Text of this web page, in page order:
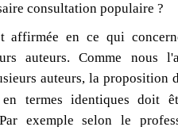
consultation populaire ?
affirmée en ce qui
auteurs. Comme nous
auteurs, la proposition
termes identiques doit
exemple selon le